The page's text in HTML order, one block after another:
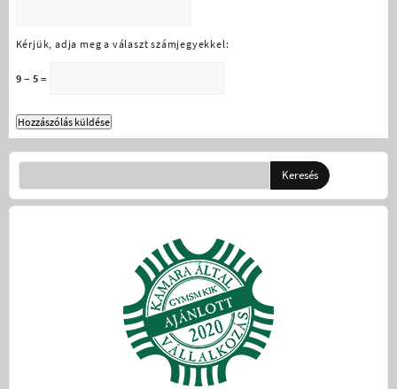
Kérjük, adja meg a választ számjegyekkel:
9 − 5 =